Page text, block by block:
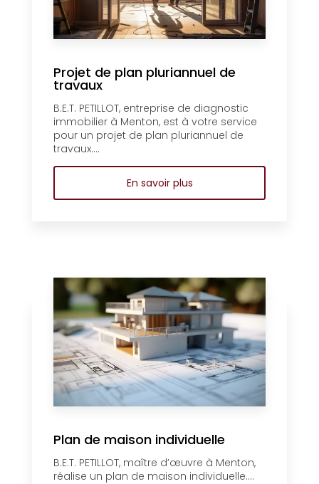
Projet de plan pluriannuel de
travaux
B.E.T. PETILLOT, entreprise de diagnostic
immobilier à Menton, est à votre service
pour un projet de plan pluriannuel de
travaux....
En savoir plus
Plan de maison individuelle
B.E.T. PETILLOT, maître d’œuvre à Menton,
réalise un plan de maison individuelle....